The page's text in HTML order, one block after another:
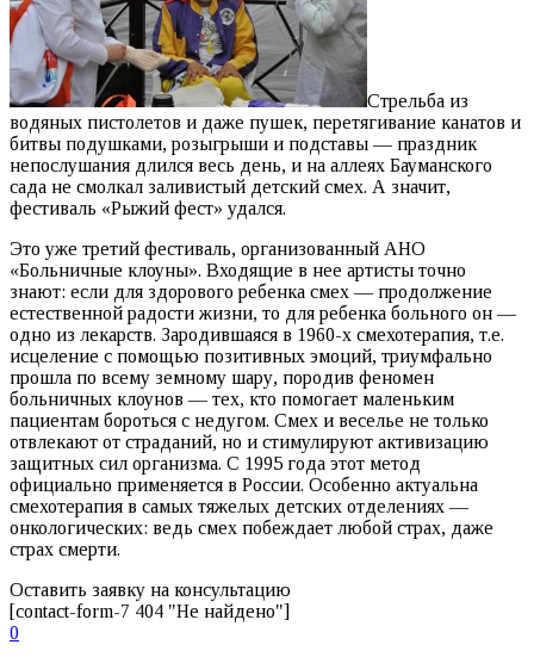
Стрельба из
водяных пистолетов и даже пушек, перетягивание канатов и
битвы подушками, розыгрыши и подставы — праздник
непослушания длился весь день, и на аллеях Бауманского
сада не смолкал заливистый детский смех. А значит,
фестиваль «Рыжий фест» удался.
Это уже третий фестиваль, организованный АНО
«Больничные клоуны». Входящие в нее артисты точно
знают: если для здорового ребенка смех — продолжение
естественной радости жизни, то для ребенка больного он —
одно из лекарств. Зародившаяся в 1960-х смехотерапия, т.е.
исцеление с помощью позитивных эмоций, триумфально
прошла по всему земному шару, породив феномен
больничных клоунов — тех, кто помогает маленьким
пациентам бороться с недугом. Смех и веселье не только
отвлекают от страданий, но и стимулируют активизацию
защитных сил организма. С 1995 года этот метод
официально применяется в России. Особенно актуальна
смехотерапия в самых тяжелых детских отделениях —
онкологических: ведь смех побеждает любой страх, даже
страх смерти.
Оставить заявку на консультацию
[contact-form-7 404 "Не найдено"]
0